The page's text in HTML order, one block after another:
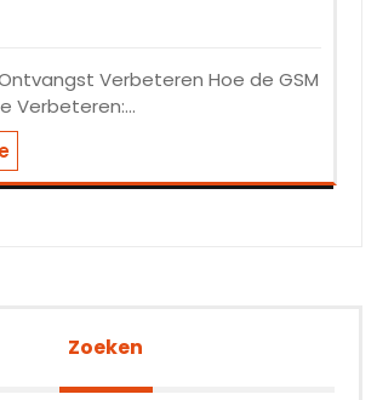
Verbeteren Hoe de GSM
Verbeteren:…
Zoeken